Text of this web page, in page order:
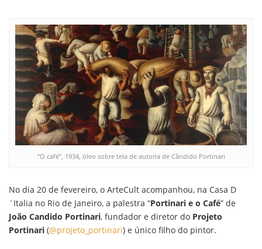
“O café”, 1934, óleo sobre tela de autoria de Cândido Portinari
No dia 20 de fevereiro, o ArteCult acompanhou, na Casa D
´Italia no Rio de Janeiro, a palestra “Portinari e o Café” de
João Candido Portinari, fundador e diretor do Projeto
Portinari (@projeto_portinari) e único filho do pintor.